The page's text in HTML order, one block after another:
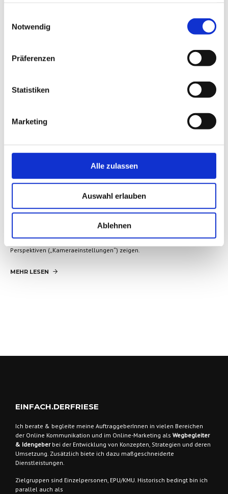
Notwendig
Präferenzen
Statistiken
Marketing
Alle zulassen
Auswahl erlauben
Ablehnen
Online Erfolg
EINFACH.DERFRIESE
E-MAIL MARKETING
COMMENTS ARE CLOSED
Möglichkeiten deiner Online-Kommunikation, er wird dir neue
Perspektiven („Kameraeinstellungen“) zeigen.
MEHR LESEN
EINFACH.DERFRIESE
Ich berate & begleite meine AuftraggeberInnen in vielen Bereichen
der Online Kommunikation und im Online-Marketing als Wegbegleiter
& Idengeber bei der Entwicklung von Konzepten, Strategien und deren
Umsetzung. Zusätzlich biete ich dazu maßgeschneiderte
Dienstleistungen.
Zielgruppen sind Einzelpersonen, EPU/KMU. Historisch bedingt bin ich
parallel auch als